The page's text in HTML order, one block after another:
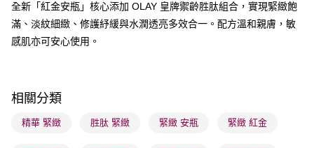
送貨方式
順豐自助櫃 - 確認發貨後1-3個工作天送達
每筆HK$65.00，滿HK$300.00或以上免運費
每筆HK$65.00，滿HK$300.00或以上免運費
確認發貨後1-3 工作天送達，訂單將隨機分配至SF順豐速運或京東
全新「紅金安瓶」核心添加 OLAY 皇牌禦齡胜肽組合，實現緊緻飽
滿、淡紋細緻、修護紓緩與水潤透亮多效合一。配方溫和親膚，敏
感肌亦可安心使用。
相關分類
精華 緊緻 胜肽 緊緻 緊緻 安瓶 緊緻 紅金